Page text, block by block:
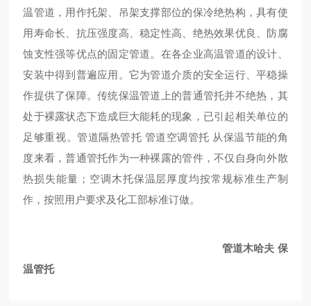
温管道，用作托架、吊架支撑部位的保冷绝热构，具有使
用寿命长、抗压强度高、稳定性高、绝热效果优良、防腐
蚀支性强等优点的固定管道。在各企业高温管道的设计、
安装中得到普遍应用。它为管道介质的安全运行、平稳操
作提供了保障。传统保温管道上的普通管托并不绝热，其
处于裸露状态下造成巨大能耗的现象，已引起相关单位的
足够重视。管道隔热管托 管道空调管托 从保温节能的角
度来看，普通管托作为一种裸露的管件，不仅自身向外散
热损失能量；空调木托保温层厚度均按常规标准生产制
作，按照用户要求及化工部标准订做。
管道木哈夫 保
温管托